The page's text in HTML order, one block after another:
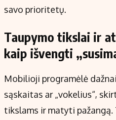
savo prioritetų.
Taupymo tikslai ir
kaip išvengti
Mobilioji programėlė
sąskaitas ar „vokelius“,
tikslams ir matyti